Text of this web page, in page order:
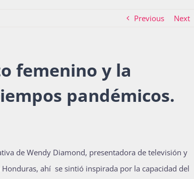
Previous Next
femenino y la
pandémicos.
de Wendy Diamond, presentadora de televisión y
Honduras, ahí se sintió inspirada por la capacidad del